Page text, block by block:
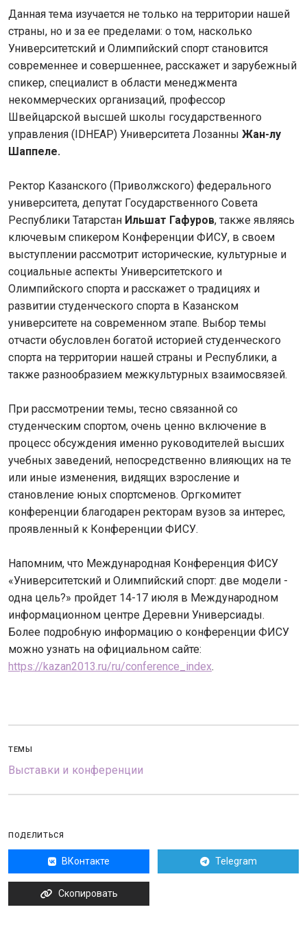
Данная тема изучается не только на территории нашей
страны, но и за ее пределами: о том, насколько
Университетский и Олимпийский спорт становится
современнее и совершеннее, расскажет и зарубежный
спикер, специалист в области менеджмента
некоммерческих организаций, профессор
Швейцарской высшей школы государственного
управления (IDHEAP) Университета Лозанны Жан-лу
Шаппеле.
Ректор Казанского (Приволжского) федерального
университета, депутат Государственного Совета
Республики Татарстан Ильшат Гафуров, также являясь
ключевым спикером Конференции ФИСУ, в своем
выступлении рассмотрит исторические, культурные и
социальные аспекты Университетского и
Олимпийского спорта и расскажет о традициях и
развитии студенческого спорта в Казанском
университете на современном этапе. Выбор темы
отчасти обусловлен богатой историей студенческого
спорта на территории нашей страны и Республики, а
также разнообразием межкультурных взаимосвязей.
При рассмотрении темы, тесно связанной со
студенческим спортом, очень ценно включение в
процесс обсуждения именно руководителей высших
учебных заведений, непосредственно влияющих на те
или иные изменения, видящих взросление и
становление юных спортсменов. Оргкомитет
конференции благодарен ректорам вузов за интерес,
проявленный к Конференции ФИСУ.
Напомним, что Международная Конференция ФИСУ
«Университетский и Олимпийский спорт: две модели -
одна цель?» пройдет 14-17 июля в Международном
информационном центре Деревни Универсиады.
Более подробную информацию о конференции ФИСУ
можно узнать на официальном сайте:
https://kazan2013.ru/ru/conference_index.
ТЕМЫ
Выставки и конференции
ПОДЕЛИТЬСЯ
ВКонтакте Telegram
Скопировать